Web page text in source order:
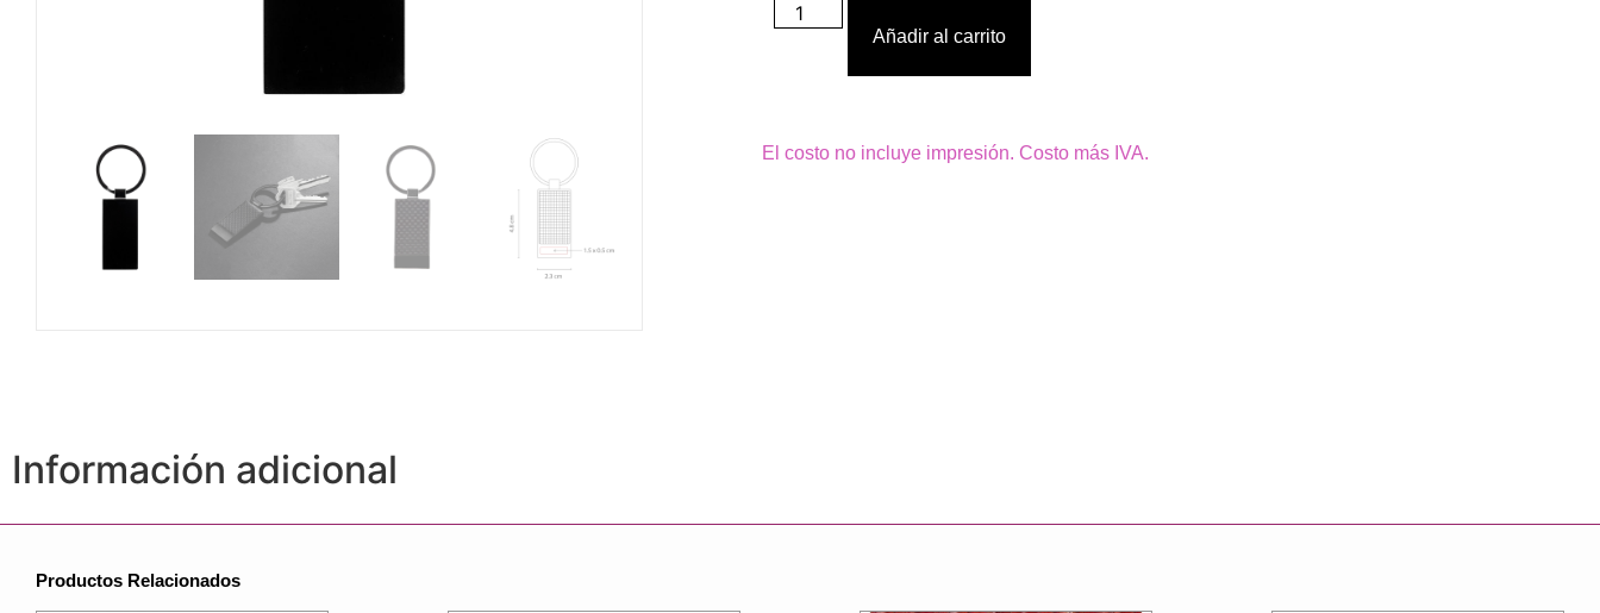
Añadir al carrito
El costo no incluye impresión. Costo más IVA.
Información adicional
Productos Relacionados